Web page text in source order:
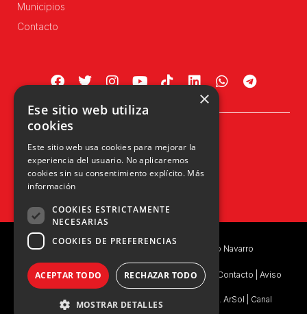
Municipios
Contacto
31002 Pamplona, Navarra
info@upn.org · 948 223 402
Copyright © 2026 UPN | Unión del Pueblo Navarro
Política de privacidad |Política de Privacidad de Contacto
Aviso
Legal|
Consentimiento Legal|Ejercicio de Derechos. ArSol
Canal
×
Ese sitio web utiliza
cookies
Este sitio web usa cookies para mejorar la
experiencia del usuario. No aplicaremos
cookies sin su consentimiento explícito. Más
información
COOKIES ESTRICTAMENTE
NECESARIAS
COOKIES DE PREFERENCIAS
ACEPTAR TODO RECHAZAR TODO
MOSTRAR DETALLES